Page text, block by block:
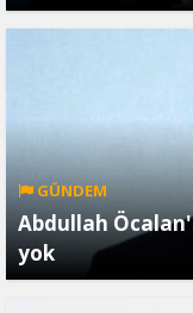
GÜNDEM
Abdullah
yok